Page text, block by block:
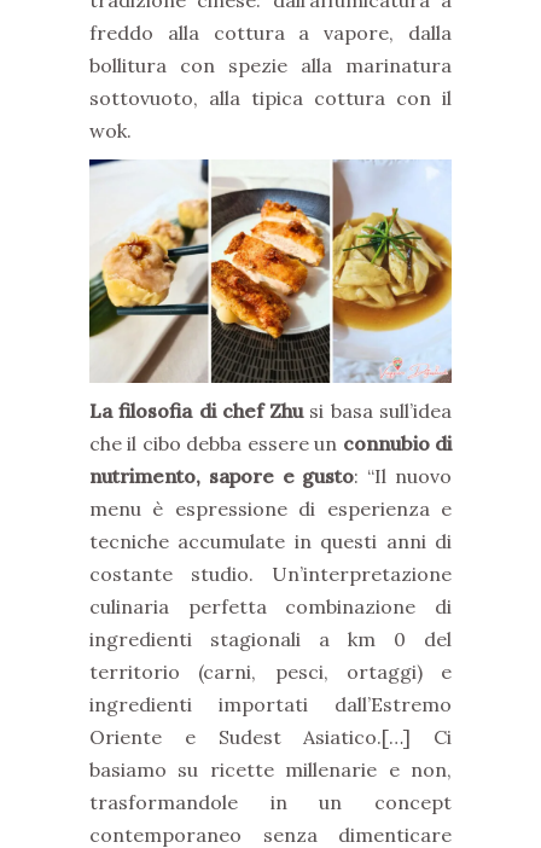
freddo alla cottura a vapore, dalla
bollitura con spezie alla marinatura
sottovuoto, alla tipica cottura con il
wok.
La filosofia di chef Zhusi basa sull’idea
che il cibo debba essere un connubio di
nutrimento, sapore e gusto: “Il nuovo
menu è espressione di esperienza e
tecniche accumulate in questi anni di
costante studio. Un’interpretazione
culinaria perfetta combinazione di
ingredienti stagionali a km 0 del
territorio (carni, pesci, ortaggi) e
ingredienti importati dall’Estremo
Oriente e Sudest Asiatico.[…] Ci
basiamo su ricette millenarie e non,
trasformandole in un concept
contemporaneo senza dimenticare